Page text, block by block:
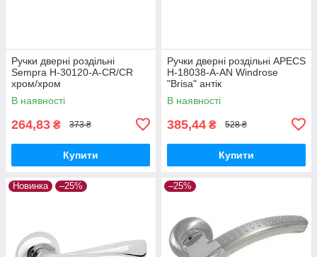
Ручки дверні роздільні
Sempra H-30120-A-CR/CR
хром/хром
В наявності
264,83 ₴ 373 ₴
Купити
Ручки дверні роздільні APECS
H-18038-A-AN Windrose
"Brisa" антік
В наявності
385,44 ₴ 528 ₴
Купити
Новинка –25% –25%